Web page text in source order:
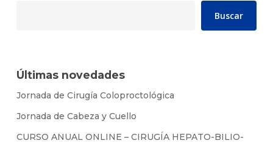
Buscar
Últimas novedades
Jornada de Cirugía Coloproctológica
Jornada de Cabeza y Cuello
CURSO ANUAL ONLINE – CIRUGÍA HEPATO-BILIO-